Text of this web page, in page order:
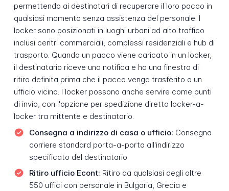
permettendo ai destinatari di recuperare il loro pacco in
qualsiasi momento senza assistenza del personale. I
locker sono posizionati in luoghi urbani ad alto traffico
inclusi centri commerciali, complessi residenziali e hub di
trasporto. Quando un pacco viene caricato in un locker,
il destinatario riceve una notifica e ha una finestra di
ritiro definita prima che il pacco venga trasferito a un
ufficio vicino. I locker possono anche servire come punti
di invio, con l'opzione per spedizione diretta locker-a-
locker tra mittente e destinatario.
Consegna a indirizzo di casa o ufficio: Consegna
corriere standard porta-a-porta all'indirizzo
specificato del destinatario
Ritiro ufficio Econt: Ritiro da qualsiasi degli oltre
550 uffici con personale in Bulgaria, Grecia e